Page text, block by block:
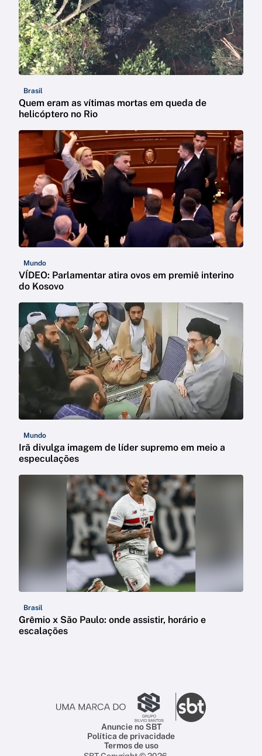
Brasil
Quem eram as vítimas mortas em queda de
helicóptero no Rio
Mundo
VÍDEO: Parlamentar atira ovos em premiê interino
do Kosovo
Mundo
Irã divulga imagem de líder supremo em meio a
especulações
Brasil
Grêmio x São Paulo: onde assistir, horário e
escalações
Anuncie no SBT
Política de privacidade
Termos de uso